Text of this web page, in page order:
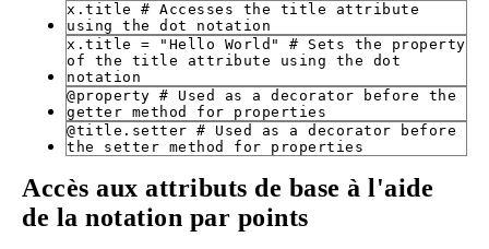
x.title # Accesses the title attribute
using the dot notation
x.title = "Hello World" # Sets the property
of the title attribute using the dot
notation
@property # Used as a decorator before the
getter method for properties
@title.setter # Used as a decorator before
the setter method for properties
Accès aux attributs de base à l'aide
de la notation par points